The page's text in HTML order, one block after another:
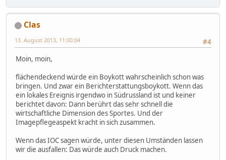
Clas
#4
13. August 2013, 11:00:04
Moin, moin,
flächendeckend würde ein Boykott wahrscheinlich schon was
bringen. Und zwar ein Berichterstattungsboykott. Wenn das
ein lokales Ereignis irgendwo in Südrussland ist und keiner
berichtet davon: Dann berührt das sehr schnell die
wirtschaftliche Dimension des Sportes. Und der
Imagepflegeaspekt kracht in sich zusammen.
Wenn das IOC sagen würde, unter diesen Umständen lassen
wir die ausfallen: Das würde auch Druck machen.